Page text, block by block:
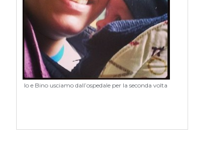
Post più recenti
Le criptovalute secondo me: l’avventura di Eticoin
29 Maggio 2026
TEDx, intercalari e perimenopausa
11 Febbraio 2025
Come ho fatto Educazione Finanziaria nei soggiorni estivi per
28 Dicembre 2023
Io e Bino usciamo dall’ospedale per la seconda volta